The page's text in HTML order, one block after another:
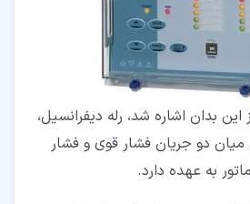
بدان اشاره شد، رله دیفرانسیل،
دو جریان فشار قوی و فشار
به عهده دارد.